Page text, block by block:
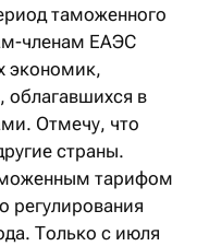
таможенного
членам ЕАЭС
экономик,
облагавшихся в
Отмечу, что
страны.
тарифом
регулирования
Только с июля